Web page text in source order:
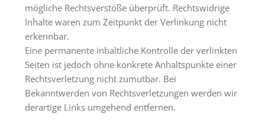
mögliche Rechtsverstöße überprüft. Rechtswidrige
Inhalte waren zum Zeitpunkt der Verlinkung nicht
erkennbar.
Eine permanente inhaltliche Kontrolle der verlinkten
Seiten ist jedoch ohne konkrete Anhaltspunkte einer
Rechtsverletzung nicht zumutbar. Bei
Bekanntwerden von Rechtsverletzungen werden wir
derartige Links umgehend entfernen.